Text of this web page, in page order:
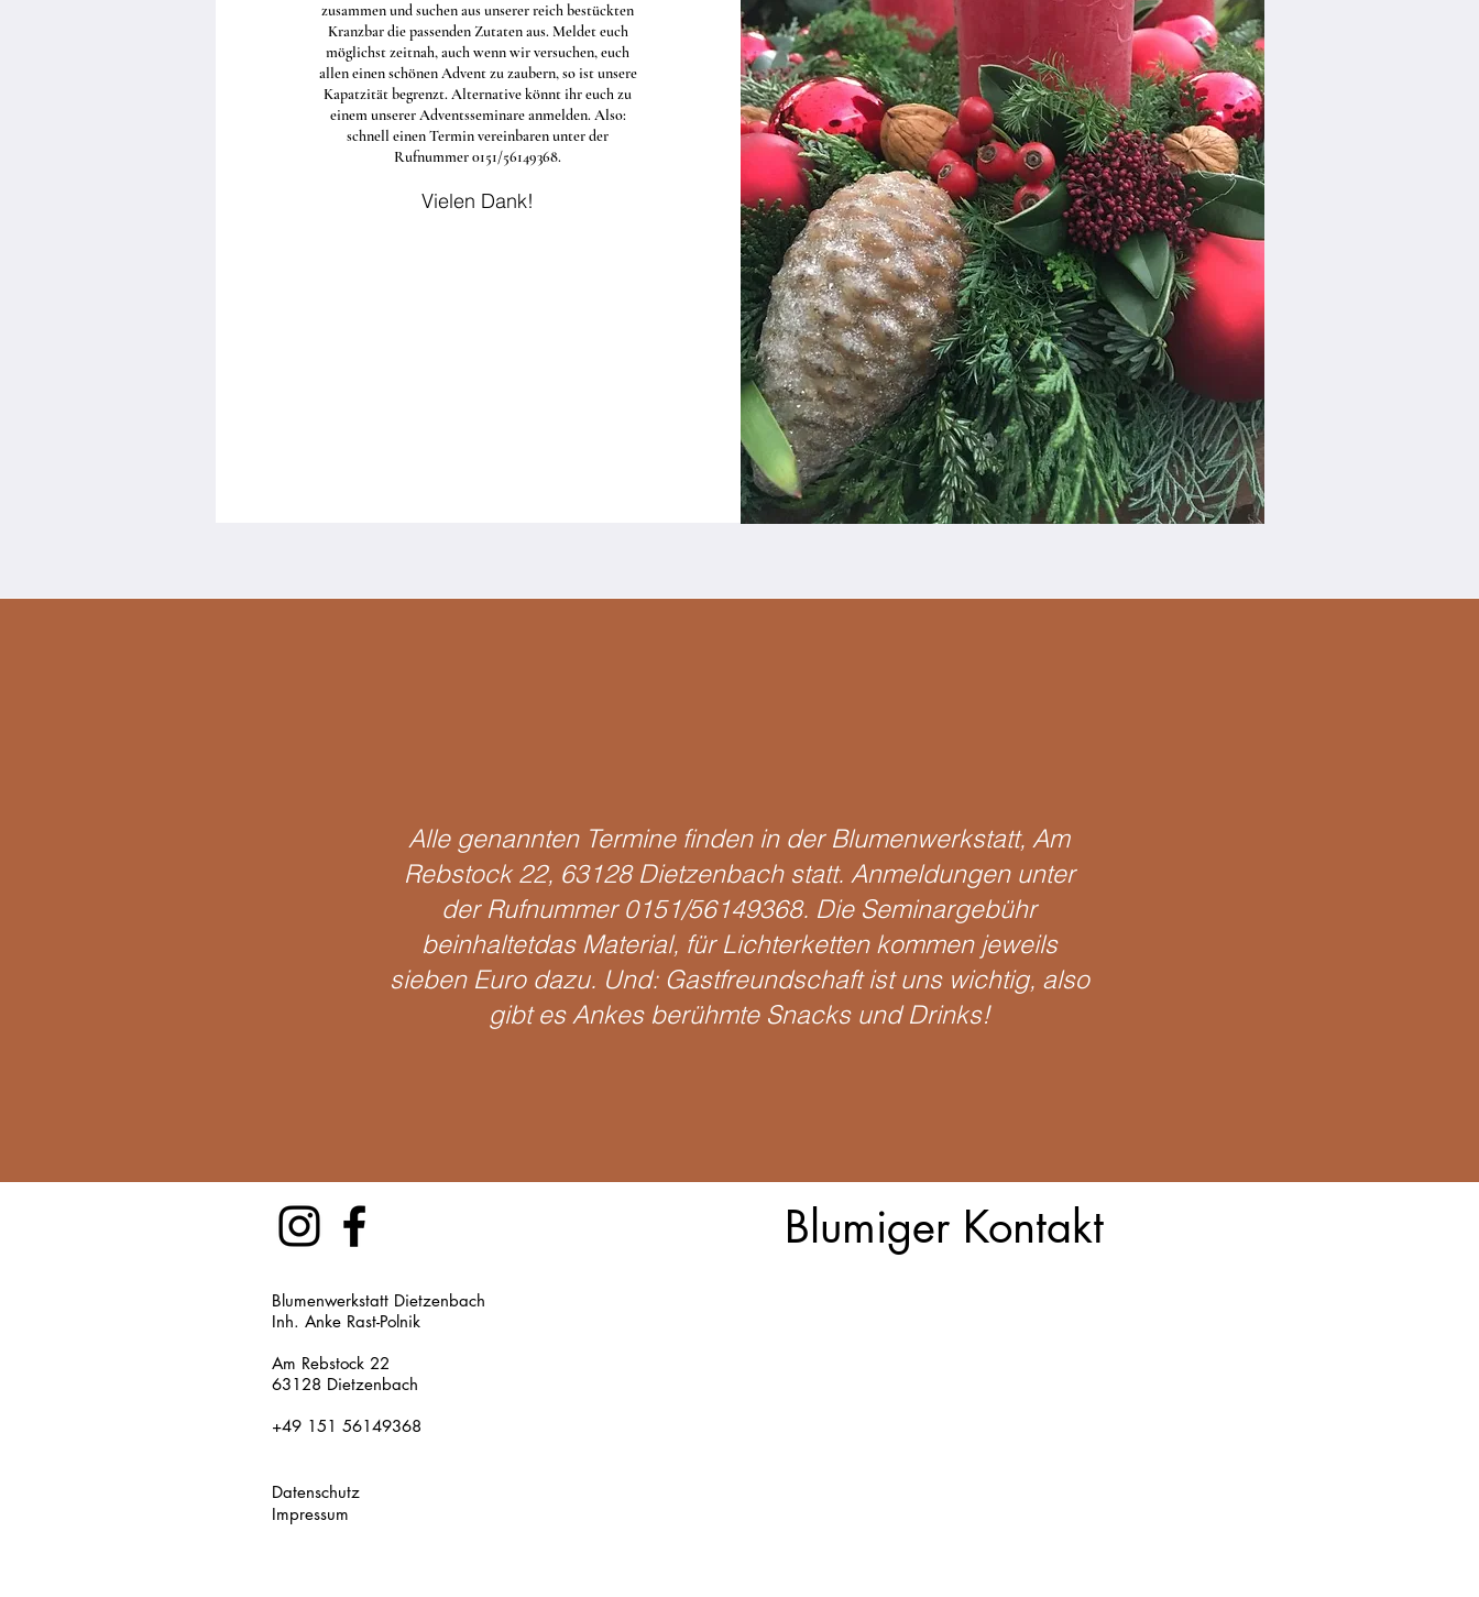
zusammen und suchen aus unserer reich bestückten
Kranzbar die passenden Zutaten aus. Meldet euch
möglichst zeitnah, auch wenn wir versuchen, euch
allen einen schönen Advent zu zaubern, so ist unsere
Kapatzität begrenzt. Alternative könnt ihr euch zu
einem unserer Adventsseminare anmelden. Also:
schnell einen Termin vereinbaren unter der
Rufnummer 0151/56149368.
Vielen Dank!
Alle genannten Termine finden in der Blumenwerkstatt, Am
Rebstock 22, 63128 Dietzenbach statt. Anmeldungen unter
der Rufnummer 0151/56149368. Die Seminargebühr
beinhaltetdas Material, für Lichterketten kommen jeweils
sieben Euro dazu. Und: Gastfreundschaft ist uns wichtig, also
gibt es Ankes berühmte Snacks und Drinks!
Blumenwerkstatt Dietzenbach
Inh. Anke Rast-Polnik
Am Rebstock 22
63128 Dietzenbach
+49 151 56149368
Datenschutz
Impressum
Blumiger Kontakt